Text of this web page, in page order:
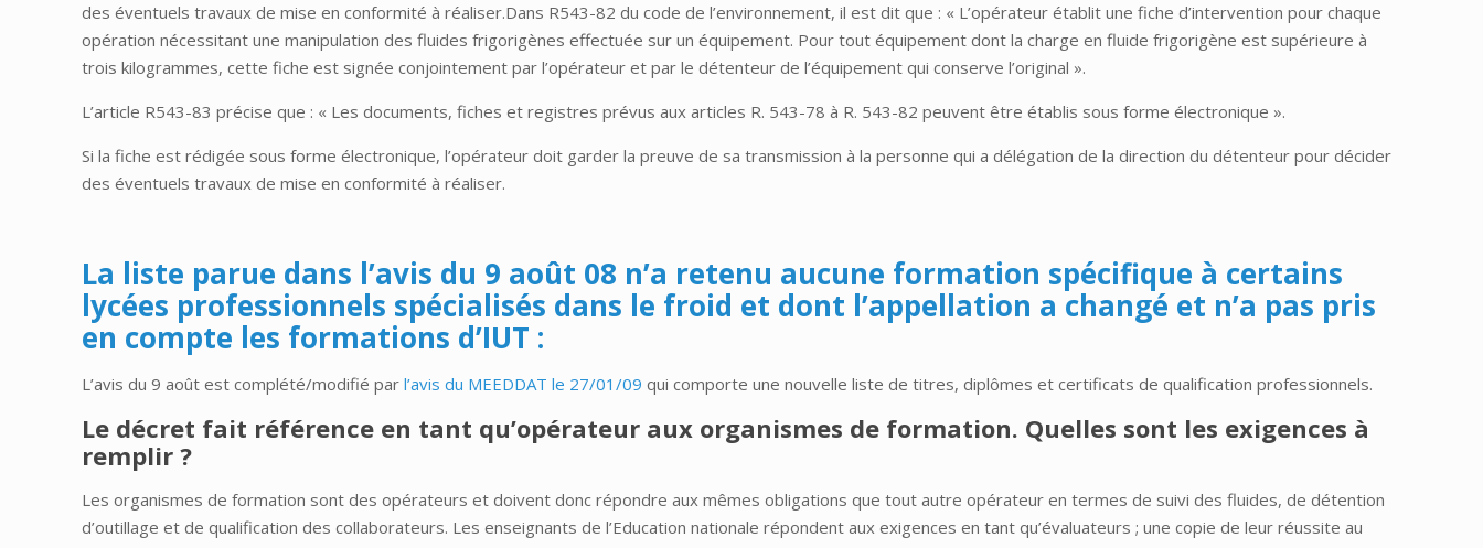
des éventuels travaux de mise en conformité à réaliser.Dans R543-82 du code de l’environnement, il est dit que : « L’opérateur établit une fiche d’intervention pour chaque
opération nécessitant une manipulation des fluides frigorigènes effectuée sur un équipement. Pour tout équipement dont la charge en fluide frigorigène est supérieure à
trois kilogrammes, cette fiche est signée conjointement par l’opérateur et par le détenteur de l’équipement qui conserve l’original ».
L’article R543-83 précise que : « Les documents, fiches et registres prévus aux articles R. 543-78 à R. 543-82 peuvent être établis sous forme électronique ».
Si la fiche est rédigée sous forme électronique, l’opérateur doit garder la preuve de sa transmission à la personne qui a délégation de la direction du détenteur pour décider
des éventuels travaux de mise en conformité à réaliser.
La liste parue dans l’avis du 9 août 08 n’a retenu aucune formation spécifique à certains
lycées professionnels spécialisés dans le froid et dont l’appellation a changé et n’a pas pris
en compte les formations d’IUT :
L’avis du 9 août est complété/modifié parl’avis du MEEDDAT le 27/01/09 qui comporte une nouvelle liste de titres, diplômes et certificats de qualification professionnels.
Le décret fait référence en tant qu’opérateur aux organismes de formation. Quelles sont les exigences à
remplir ?
Les organismes de formation sont des opérateurs et doivent donc répondre aux mêmes obligations que tout autre opérateur en termes de suivi des fluides, de détention
d’outillage et de qualification des collaborateurs. Les enseignants de l’Education nationale répondent aux exigences en tant qu’évaluateurs ; une copie de leur réussite au